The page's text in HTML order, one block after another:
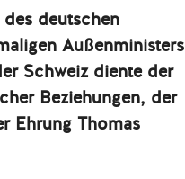
deutschen
Außenministers
Schweiz diente der
Beziehungen, der
Ehrung Thomas